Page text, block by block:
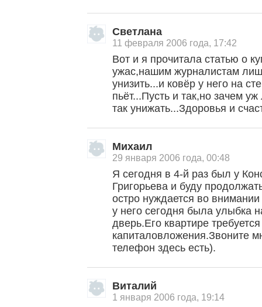
Светлана
11 февраля 2006 года, 17:42
Вот и я прочитала статью о
ужас,нашим журналистам
унизить...и ковёр у него на
пьёт...Пусть и так,но зачем
так унижать...Здоровья и
Михаил
29 января 2006 года, 00:48
Я сегодня в 4-й раз был у
Григорьева и буду
остро нуждается во
у него сегодня была улыбка
дверь.Его квартире
капиталовложения.Звоните
телефон здесь есть).
Виталий
1 января 2006 года, 19:14